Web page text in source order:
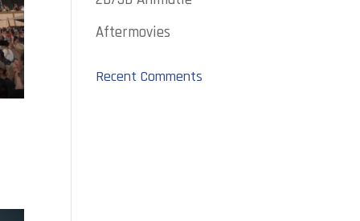
Aftermovies
Recent Comments